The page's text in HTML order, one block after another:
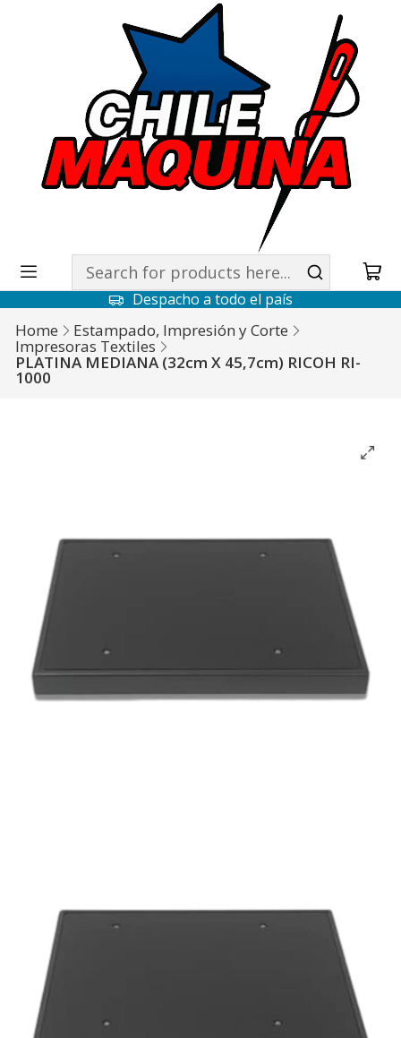
Despacho a todo el país
Home Estampado, Impresión y Corte
Impresoras Textiles
PLATINA MEDIANA (32cm X 45,7cm) RICOH RI-
1000